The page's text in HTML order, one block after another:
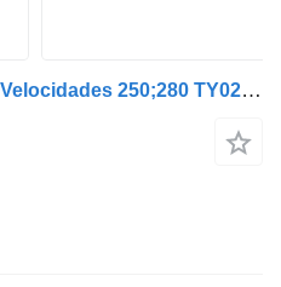
Toyota Dyna 150 Caixa de Velocidades 250;280 TY020209U ātrumkārba paredzēts automašīnas